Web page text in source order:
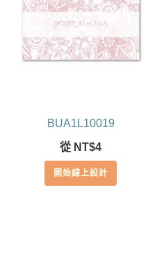
BUA1L10019
從 NT$4
開始線上設計